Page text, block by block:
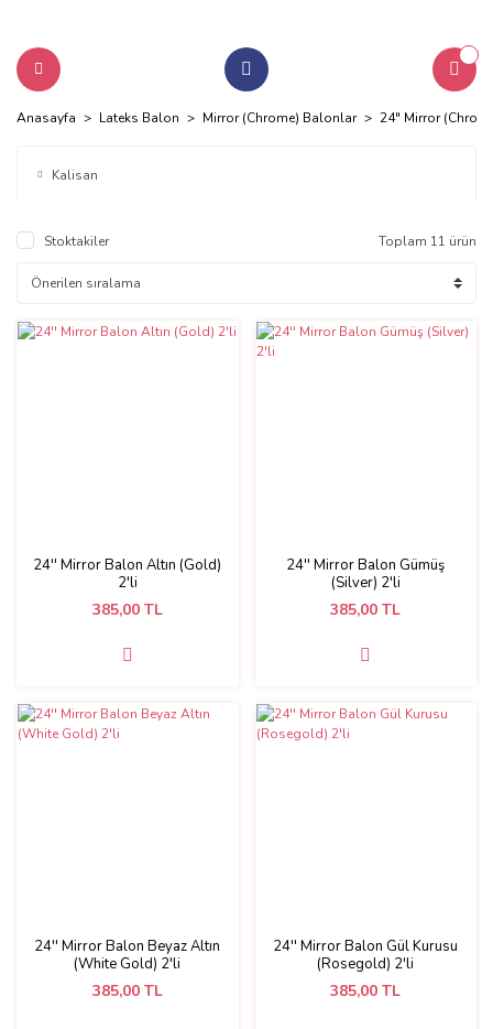
Anasayfa Lateks Balon Mirror (Chrome) Balonlar 24" Mirror
Kalisan
Stoktakiler Toplam 11 ürün
24'' Mirror Balon Altın (Gold)
2'li
385,00 TL
24'' Mirror Balon Gümüş
(Silver) 2'li
385,00 TL
24'' Mirror Balon Beyaz Altın
(White Gold) 2'li
385,00 TL
24'' Mirror Balon Gül Kurusu
(Rosegold) 2'li
385,00 TL